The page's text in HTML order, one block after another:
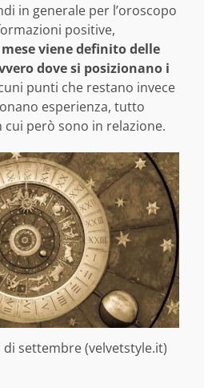
in generale per l’oroscopo
positive,
viene definito delle
dove si posizionano i
punti che restano invece
esperienza, tutto
cui però sono in relazione.
settembre (velvetstyle.it)